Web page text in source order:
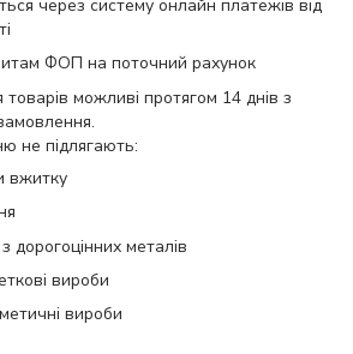
через систему онлайн платежів від
ФОП на поточний рахунок
можливі протягом 14 днів з
не підлягають:
вжитку
дорогоцінних металів
вироби
вироби